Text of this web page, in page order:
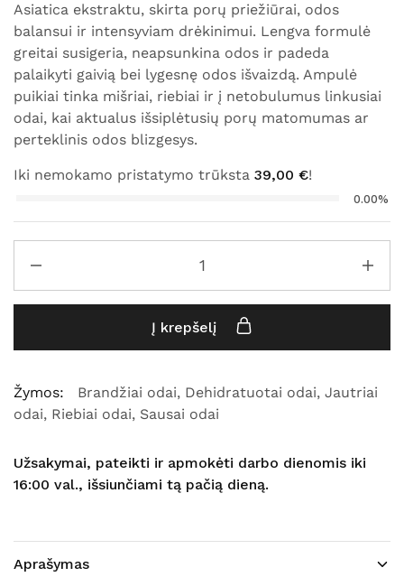
Asiatica ekstraktu, skirta porų priežiūrai, odos
balansui ir intensyviam drėkinimui. Lengva formulė
greitai susigeria, neapsunkina odos ir padeda
palaikyti gaivią bei lygesnę odos išvaizdą. Ampulė
puikiai tinka mišriai, riebiai ir į netobulumus linkusiai
odai, kai aktualus išsiplėtusių porų matomumas ar
perteklinis odos blizgesys.
Iki nemokamo pristatymo trūksta 39,00 €!
0.00%
Į krepšelį
Žymos: Brandžiai odai, Dehidratuotai odai, Jautriai
odai, Riebiai odai, Sausai odai
Užsakymai, pateikti ir apmokėti darbo dienomis iki
16:00 val., išsiunčiami tą pačią dieną.
Aprašymas